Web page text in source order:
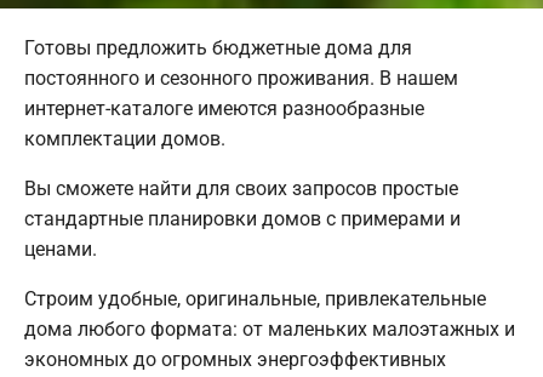
Готовы предложить бюджетные дома для
постоянного и сезонного проживания. В нашем
интернет-каталоге имеются разнообразные
комплектации домов.
Вы сможете найти для своих запросов простые
стандартные планировки домов с примерами и
ценами.
Строим удобные, оригинальные, привлекательные
дома любого формата: от маленьких малоэтажных и
экономных до огромных энергоэффективных